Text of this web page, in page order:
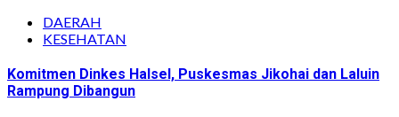
DAERAH
KESEHATAN
Komitmen Dinkes Halsel, Puskesmas Jikohai dan Laluin
Rampung Dibangun